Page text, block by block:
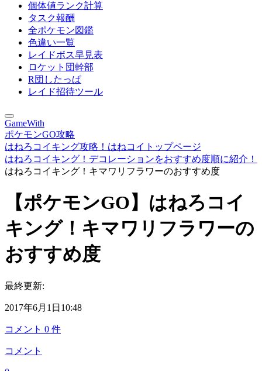
個体値ランク計算
タスク報酬
全ポケモン図鑑
色違い一覧
レイドボス早見表
ロケット団幹部
R団したっぱ
レイド招待ツール
GameWith
ポケモンGO攻略
はねろコイキング攻略！はねコイトップページ
はねろコイキング！デコレーションをおすすめ度順に紹介！
はねろコイキング！キマワリフラワーのおすすめ度
【ポケモンGO】はねろコイ
キング！キマワリフラワーの
おすすめ度
最終更新:
2017年6月1日10:48
コメント 0 件
コメント